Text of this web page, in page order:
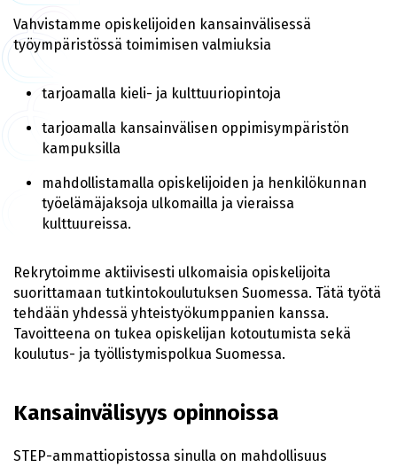
Vahvistamme opiskelijoiden kansainvälisessä
työympäristössä toimimisen valmiuksia
tarjoamalla kieli- ja kulttuuriopintoja
tarjoamalla kansainvälisen oppimisympäristön
kampuksilla
mahdollistamalla opiskelijoiden ja henkilökunnan
työelämäjaksoja ulkomailla ja vieraissa
kulttuureissa.
Rekrytoimme aktiivisesti ulkomaisia opiskelijoita
suorittamaan tutkintokoulutuksen Suomessa. Tätä työtä
tehdään yhdessä yhteistyökumppanien kanssa.
Tavoitteena on tukea opiskelijan kotoutumista sekä
koulutus- ja työllistymispolkua Suomessa.
Kansainvälisyys opinnoissa
STEP-ammattiopistossa sinulla on mahdollisuus